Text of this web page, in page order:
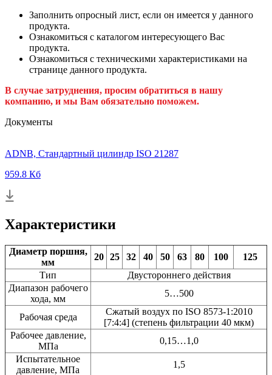
Заполнить опросный лист, если он имеется у данного
продукта.
Ознакомиться с каталогом интересующего Вас
продукта.
Ознакомиться с техническими характеристиками на
странице данного продукта.
В случае затруднения, просим обратиться в нашу
компанию, и мы Вам обязательно поможем.
Документы
ADNB, Стандартный цилиндр ISO 21287
959.8 Кб
Характеристики
Диаметр поршня,
мм
20 25 32 40 50 63 80 100
125
Тип
Двустороннего действия
Диапазон рабочего
хода, мм
5…500
Рабочая среда
Сжатый воздух по ISO 8573-1:2010
[7:4:4] (степень фильтрации 40 мкм)
Рабочее давление,
МПа
0,15…1,0
Испытательное
давление, МПа
1,5